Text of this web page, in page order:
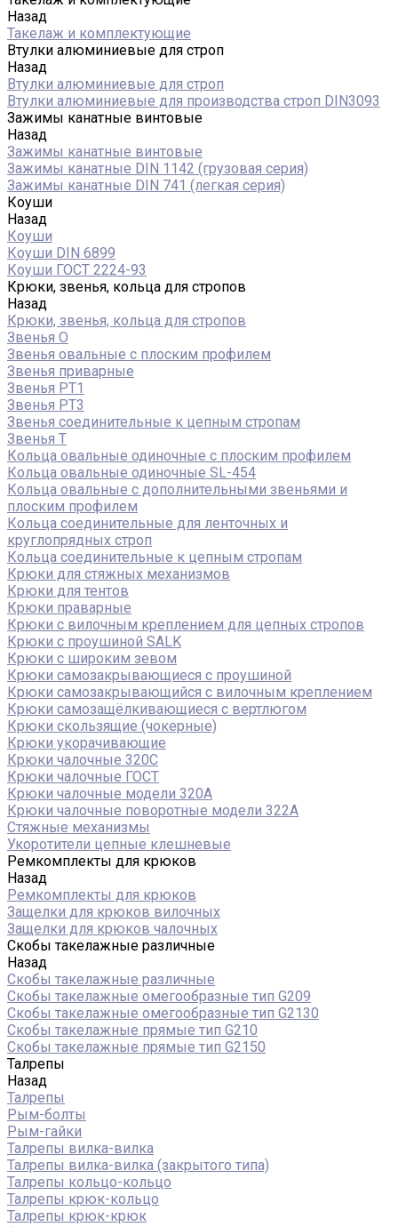
Назад
Такелаж и комплектующие
Втулки алюминиевые для строп
Назад
Втулки алюминиевые для строп
Втулки алюминиевые для производства строп DIN3093
Зажимы канатные винтовые
Назад
Зажимы канатные винтовые
Зажимы канатные DIN 1142 (грузовая серия)
Зажимы канатные DIN 741 (легкая серия)
Коуши
Назад
Коуши
Коуши DIN 6899
Коуши ГОСТ 2224-93
Крюки, звенья, кольца для стропов
Назад
Крюки, звенья, кольца для стропов
Звенья О
Звенья овальные с плоским профилем
Звенья приварные
Звенья РТ1
Звенья РТ3
Звенья соединительные к цепным стропам
Звенья Т
Кольца овальные одиночные c плоским профилем
Кольца овальные одиночные SL-454
Кольца овальные с дополнительными звеньями и
плоским профилем
Кольца соединительные для ленточных и
круглопрядных строп
Кольца соединительные к цепным стропам
Крюки для стяжных механизмов
Крюки для тентов
Крюки праварные
Крюки с вилочным креплением для цепных стропов
Крюки с проушиной SALK
Крюки с широким зевом
Крюки самозакрывающиеся с проушиной
Крюки самозакрывающийся с вилочным креплением
Крюки самозащёлкивающиеся с вертлюгом
Крюки скользящие (чокерные)
Крюки укорачивающие
Крюки чалочные 320C
Крюки чалочные ГОСТ
Крюки чалочные модели 320А
Крюки чалочные поворотные модели 322А
Стяжные механизмы
Укоротители цепные клешневые
Ремкомплекты для крюков
Назад
Ремкомплекты для крюков
Защелки для крюков вилочных
Защелки для крюков чалочных
Скобы такелажные различные
Назад
Скобы такелажные различные
Скобы такелажные омегообразные тип G209
Скобы такелажные омегообразные тип G2130
Скобы такелажные прямые тип G210
Скобы такелажные прямые тип G2150
Талрепы
Назад
Талрепы
Рым-болты
Рым-гайки
Талрепы вилка-вилка
Талрепы вилка-вилка (закрытого типа)
Талрепы кольцо-кольцо
Талрепы крюк-кольцо
Талрепы крюк-крюк